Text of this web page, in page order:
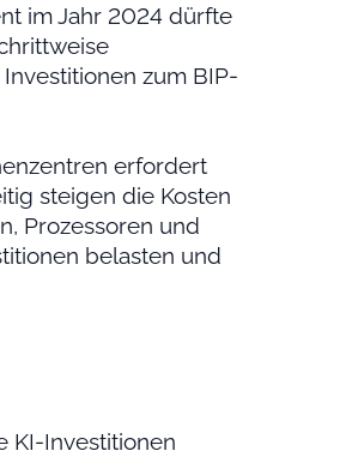
im Jahr 2024 dürfte
zum BIP-
erfordert
steigen die Kosten
Prozessoren und
belasten und
KI-Investitionen